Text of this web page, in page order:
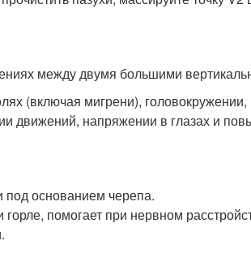
между двумя большими
(включая мигрени),
движений, напряжении в глазах и
под основанием черепа.
помогает при нервном